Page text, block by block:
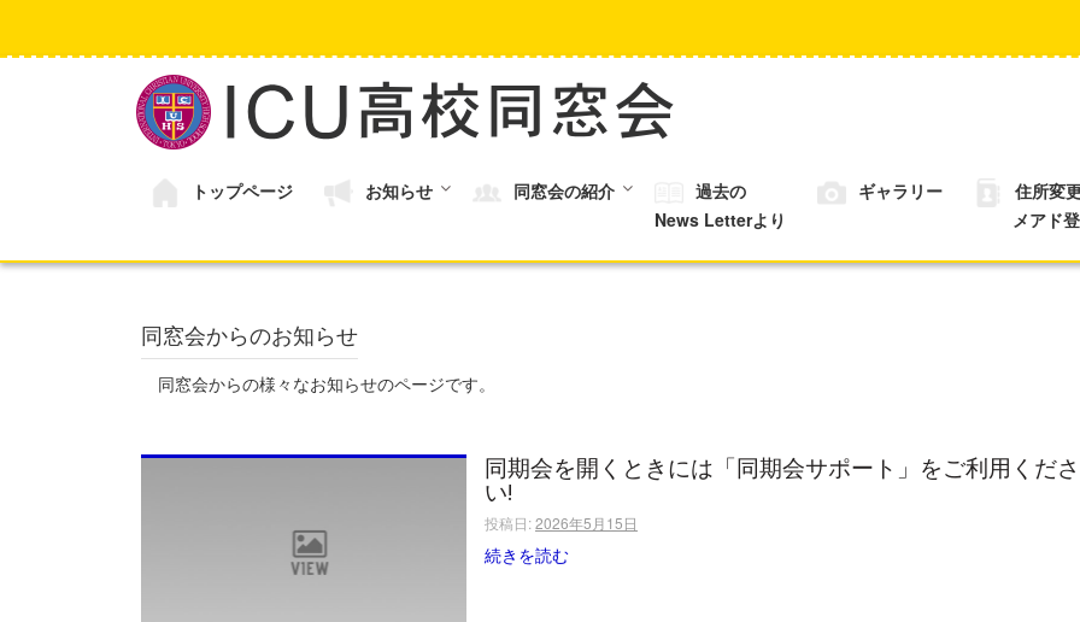
テ
トップページ お知らせ 同窓会の紹介
過去の
News Letterより
ギャラリー
住所変
メアド登
同窓会からのお知らせ
同窓会からの様々なお知らせのページです。
同期会を開くときには「同期会サポート」をご利用くださ
い!
投稿日:2026年5月15日
続きを読む